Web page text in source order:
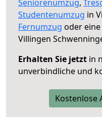
Seniorenumzug,
Studentenumzug in
Fernumzug oder
Villingen
Erhalten Sie jetzt in
unverbindliche und
Kostenlose